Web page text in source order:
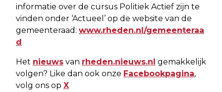
informatie over de cursus Politiek Actief zijn te
vinden onder ‘Actueel’ op de website van de
gemeenteraad: www.rheden.nl/gemeenteraa
d
Het nieuws van rheden.nieuws.nl gemakkelijk
volgen? Like dan ook onze Facebookpagina,
volg ons op X